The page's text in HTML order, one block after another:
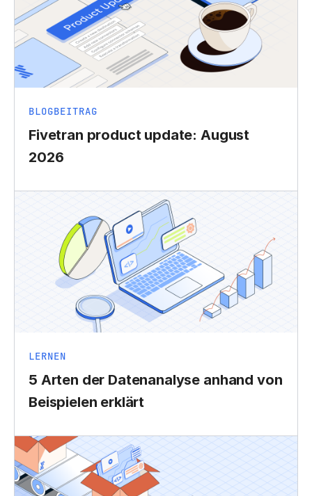
BLOGBEITRAG
Fivetran product update: August
2026
LERNEN
5 Arten der Datenanalyse anhand von
Beispielen erklärt